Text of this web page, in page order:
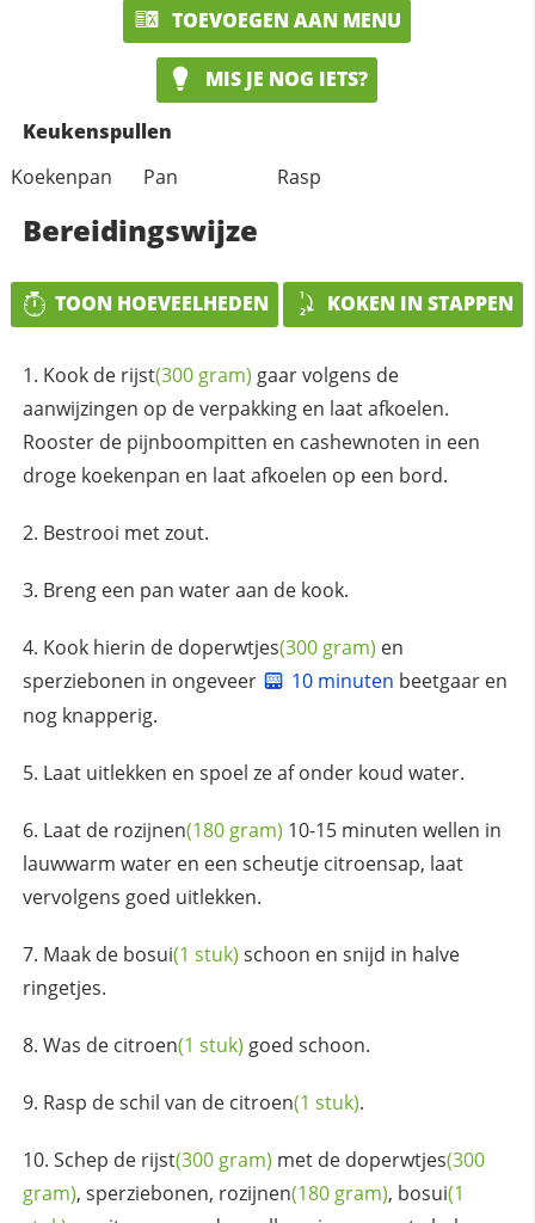
TOEVOEGEN AAN MENU
MIS JE NOG IETS?
Keukenspullen
Koekenpan
Pan Rasp
Bereidingswijze
TOON HOEVEELHEDEN KOKEN IN STAPPEN
Kook de rijst(300 gram) gaar volgens de
aanwijzingen op de verpakking en laat afkoelen.
Rooster de pijnboompitten en cashewnoten in een
droge koekenpan en laat afkoelen op een bord.
Bestrooi met zout.
Breng een pan water aan de kook.
Kook hierin de doperwtjes(300 gram) en
sperziebonen in ongeveer
10 minuten beetgaar en
nog knapperig.
Laat uitlekken en spoel ze af onder koud water.
Laat de rozijnen(180 gram) 10-15 minuten wellen in
lauwwarm water en een scheutje citroensap, laat
vervolgens goed uitlekken.
Maak de bosui(1 stuk) schoon en snijd in halve
ringetjes.
Was de citroen(1 stuk) goed schoon.
Rasp de schil van de citroen(1 stuk).
Schep de rijst(300 gram) met de doperwtjes(300
gram), sperziebonen, rozijnen(180 gram), bosui(1